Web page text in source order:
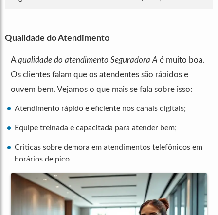
Qualidade do Atendimento
A qualidade do atendimento Seguradora A é muito boa.
Os clientes falam que os atendentes são rápidos e
ouvem bem. Vejamos o que mais se fala sobre isso:
Atendimento rápido e eficiente nos canais digitais;
Equipe treinada e capacitada para atender bem;
Criticas sobre demora em atendimentos telefônicos em
horários de pico.